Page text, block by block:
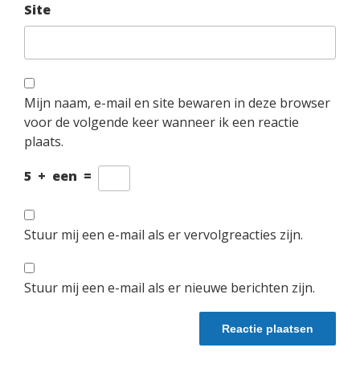
Site
Mijn naam, e-mail en site bewaren in deze browser
voor de volgende keer wanneer ik een reactie
plaats.
5 + een =
Stuur mij een e-mail als er vervolgreacties zijn.
Stuur mij een e-mail als er nieuwe berichten zijn.